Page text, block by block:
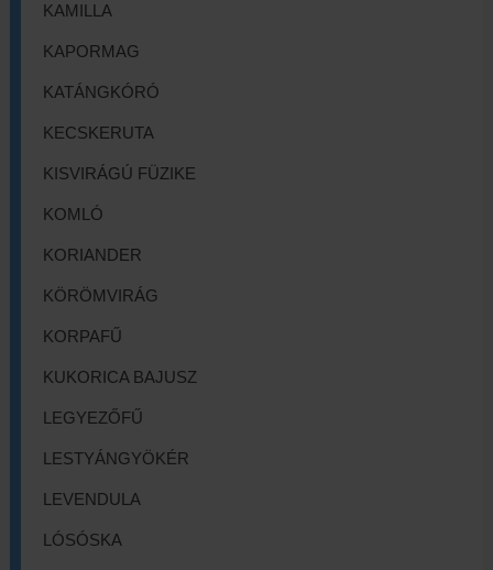
KAMILLA
KAPORMAG
KATÁNGKÓRÓ
KECSKERUTA
KISVIRÁGÚ FÜZIKE
KOMLÓ
KORIANDER
KÖRÖMVIRÁG
KORPAFŰ
KUKORICA BAJUSZ
LEGYEZŐFŰ
LESTYÁNGYÖKÉR
LEVENDULA
LÓSÓSKA